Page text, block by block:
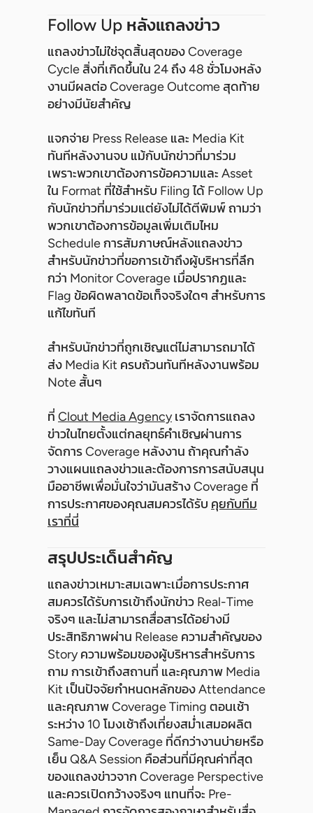
Follow Up หลังแถลงข่าว
แถลงข่าวไม่ใช่จุดสิ้นสุดของ Coverage
Cycle สิ่งที่เกิดขึ้นใน 24 ถึง 48 ชั่วโมงหลัง
งานมีผลต่อ Coverage Outcome สุดท้าย
อย่างมีนัยสำคัญ
แจกจ่าย Press Release และ Media Kit
ทันทีหลังงานจบ แม้กับนักข่าวที่มาร่วม
เพราะพวกเขาต้องการข้อความและ Asset
ใน Format ที่ใช้สำหรับ Filing ได้ Follow Up
กับนักข่าวที่มาร่วมแต่ยังไม่ได้ตีพิมพ์ ถามว่า
พวกเขาต้องการข้อมูลเพิ่มเติมไหม
Schedule การสัมภาษณ์หลังแถลงข่าว
สำหรับนักข่าวที่ขอการเข้าถึงผู้บริหารที่ลึก
กว่า Monitor Coverage เมื่อปรากฏและ
Flag ข้อผิดพลาดข้อเท็จจริงใดๆ สำหรับการ
แก้ไขทันที
สำหรับนักข่าวที่ถูกเชิญแต่ไม่สามารถมาได้
ส่ง Media Kit ครบถ้วนทันทีหลังงานพร้อม
Note สั้นๆ
ที่ Clout Media Agencyเราจัดการแถลง
ข่าวในไทยตั้งแต่กลยุทธ์คำเชิญผ่านการ
จัดการ Coverage หลังงาน ถ้าคุณกำลัง
วางแผนแถลงข่าวและต้องการการสนับสนุน
มืออาชีพเพื่อมั่นใจว่ามันสร้าง Coverage ที่
การประกาศของคุณสมควรได้รับ คุยกับทีม
เราที่นี่
สรุปประเด็นสำคัญ
แถลงข่าวเหมาะสมเฉพาะเมื่อการประกาศ
สมควรได้รับการเข้าถึงนักข่าว Real-Time
จริงๆ และไม่สามารถสื่อสารได้อย่างมี
ประสิทธิภาพผ่าน Release ความสำคัญของ
Story ความพร้อมของผู้บริหารสำหรับการ
ถาม การเข้าถึงสถานที่ และคุณภาพ Media
Kit เป็นปัจจัยกำหนดหลักของ Attendance
และคุณภาพ Coverage Timing ตอนเช้า
ระหว่าง 10 โมงเช้าถึงเที่ยงสม่ำเสมอผลิต
Same-Day Coverage ที่ดีกว่างานบ่ายหรือ
เย็น Q&A Session คือส่วนที่มีคุณค่าที่สุด
ของแถลงข่าวจาก Coverage Perspective
และควรเปิดกว้างจริงๆ แทนที่จะ Pre-